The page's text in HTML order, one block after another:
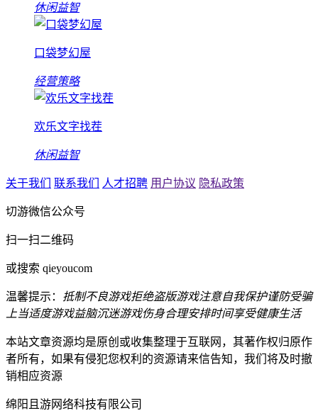
休闲益智
口袋梦幻屋
经营策略
欢乐文字找茬
休闲益智
关于我们 联系我们 人才招聘 用户协议 隐私政策
切游微信公众号
扫一扫二维码
或搜索 qieyoucom
温馨提示： 抵制不良游戏拒绝盗版游戏注意自我保护谨防受骗
上当适度游戏益脑沉迷游戏伤身合理安排时间享受健康生活
本站文章资源均是原创或收集整理于互联网，其著作权归原作
者所有，如果有侵犯您权利的资源请来信告知，我们将及时撤
销相应资源
绵阳且游网络科技有限公司